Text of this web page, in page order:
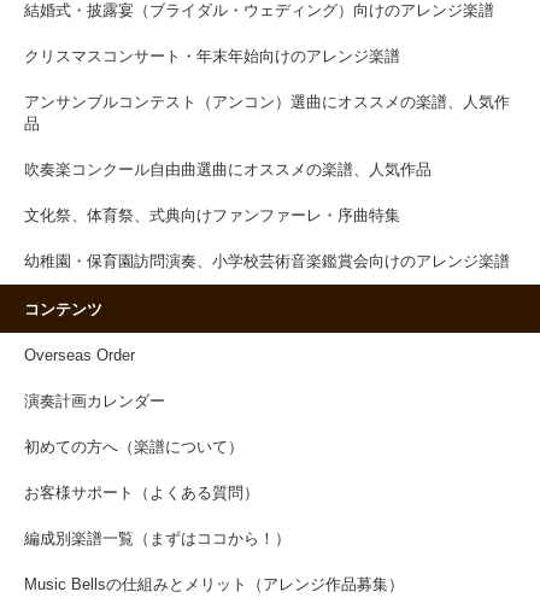
結婚式・披露宴（ブライダル・ウェディング）向けのアレンジ楽譜
クリスマスコンサート・年末年始向けのアレンジ楽譜
アンサンブルコンテスト（アンコン）選曲にオススメの楽譜、人気作
品
吹奏楽コンクール自由曲選曲にオススメの楽譜、人気作品
文化祭、体育祭、式典向けファンファーレ・序曲特集
幼稚園・保育園訪問演奏、小学校芸術音楽鑑賞会向けのアレンジ楽譜
コンテンツ
Overseas Order
演奏計画カレンダー
初めての方へ（楽譜について）
お客様サポート（よくある質問）
編成別楽譜一覧（まずはココから！）
Music Bellsの仕組みとメリット（アレンジ作品募集）